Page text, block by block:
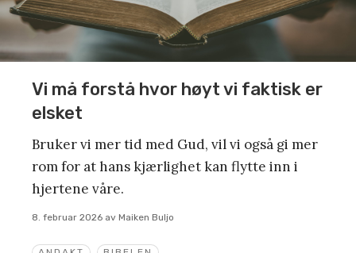
Vi må forstå hvor høyt vi faktisk er
elsket
Bruker vi mer tid med Gud, vil vi også gi mer
rom for at hans kjærlighet kan flytte inn i
hjertene våre.
8. februar 2026 av Maiken Buljo